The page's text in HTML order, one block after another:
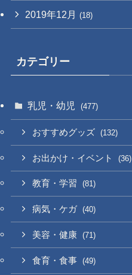
2019年12月 (18)
カテゴリー
乳児・幼児 (477)
おすすめグッズ (132)
お出かけ・イベント (36)
教育・学習 (81)
病気・ケガ (40)
美容・健康 (71)
食育・食事 (49)